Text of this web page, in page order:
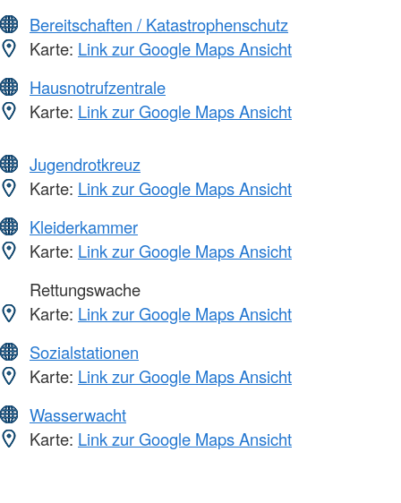
Bereitschaften / Katastrophenschutz
Karte: Link zur Google Maps Ansicht
Hausnotrufzentrale
Karte: Link zur Google Maps Ansicht
Jugendrotkreuz
Karte: Link zur Google Maps Ansicht
Kleiderkammer
Karte: Link zur Google Maps Ansicht
Rettungswache
Karte: Link zur Google Maps Ansicht
Sozialstationen
Karte: Link zur Google Maps Ansicht
Wasserwacht
Karte: Link zur Google Maps Ansicht